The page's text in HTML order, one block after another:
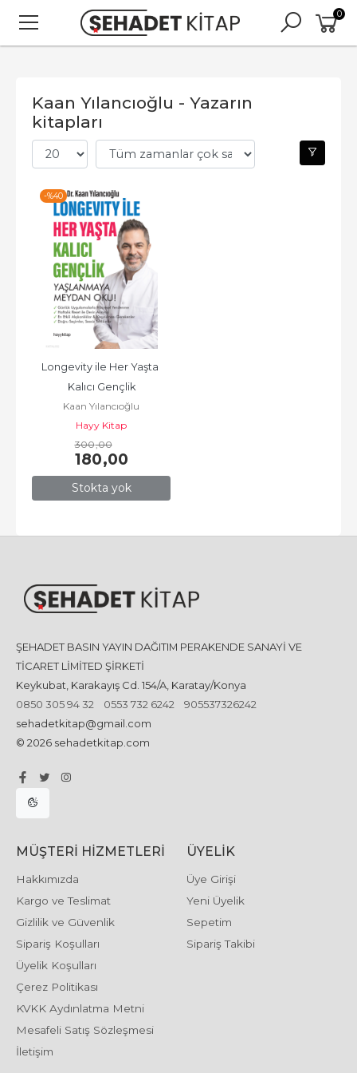
0
Kaan Yılancıoğlu - Yazarın
kitapları
-%40
Stokta yok
Longevity ile Her Yaşta
Kalıcı Gençlik
Kaan Yılancıoğlu
Hayy Kitap
300,00
180,00
ŞEHADET BASIN YAYIN DAĞITIM PERAKENDE SANAYİ VE
TİCARET LİMİTED ŞİRKETİ
Keykubat, Karakayış Cd. 154/A, Karatay/Konya
0850 305 94 32
0553 732 6242
905537326242
sehadetkitap@gmail.com
© 2026 sehadetkitap.com
MÜŞTERI HIZMETLERI
Hakkımızda
Kargo ve Teslimat
Gizlilik ve Güvenlik
Sipariş Koşulları
Üyelik Koşulları
Çerez Politikası
KVKK Aydınlatma Metni
Mesafeli Satış Sözleşmesi
İletişim
ÜYELIK
Üye Girişi
Yeni Üyelik
Sepetim
Sipariş Takibi